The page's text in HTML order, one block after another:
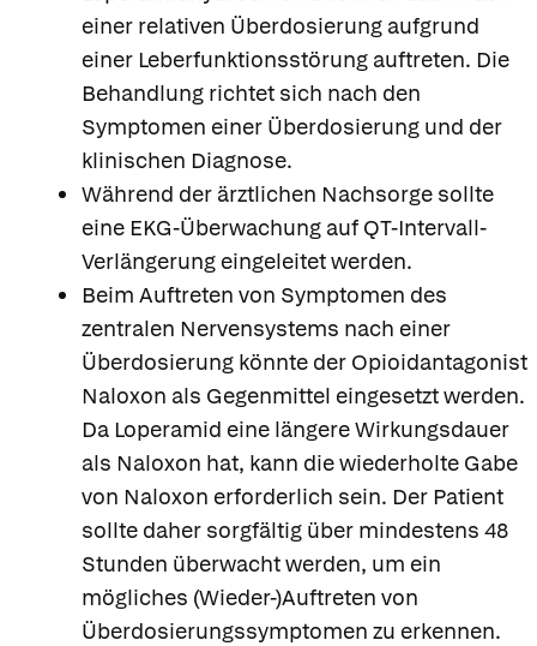
einer relativen Überdosierung aufgrund
einer Leberfunktionsstörung auftreten. Die
Behandlung richtet sich nach den
Symptomen einer Überdosierung und der
klinischen Diagnose.
Während der ärztlichen Nachsorge sollte
eine EKG-Überwachung auf QT-Intervall-
Verlängerung eingeleitet werden.
Beim Auftreten von Symptomen des
zentralen Nervensystems nach einer
Überdosierung könnte der Opioidantagonist
Naloxon als Gegenmittel eingesetzt werden.
Da Loperamid eine längere Wirkungsdauer
als Naloxon hat, kann die wiederholte Gabe
von Naloxon erforderlich sein. Der Patient
sollte daher sorgfältig über mindestens 48
Stunden überwacht werden, um ein
mögliches (Wieder-)Auftreten von
Überdosierungssymptomen zu erkennen.